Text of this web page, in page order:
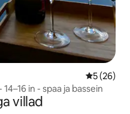
Keskmine
5 (26)
in - spaa ja bassein
villad